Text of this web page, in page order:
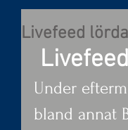
Livefeed
Under
bland annat